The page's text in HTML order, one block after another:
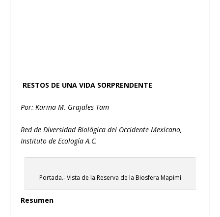
RESTOS DE UNA VIDA SORPRENDENTE
Por: Karina M. Grajales Tam
Red de Diversidad Biológica del Occidente Mexicano,
Instituto de Ecología A.C.
Portada.- Vista de la Reserva de la Biosfera Mapimí
Resumen